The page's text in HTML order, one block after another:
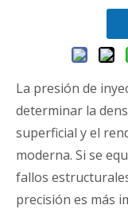
La presión de
determinar la
superficial y el
moderna. Si se
fallos
precisión es más